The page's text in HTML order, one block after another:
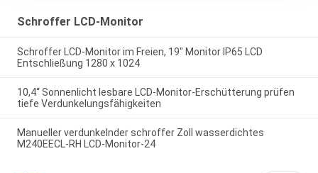
Schroffer LCD-Monitor
Schroffer LCD-Monitor im Freien, 19" Monitor IP65 LCD
Entschließung 1280 x 1024
10,4“ Sonnenlicht lesbare LCD-Monitor-Erschütterung prüfen
tiefe Verdunkelungsfähigkeiten
Manueller verdunkelnder schroffer Zoll wasserdichtes
M240EECL-RH LCD-Monitor-24